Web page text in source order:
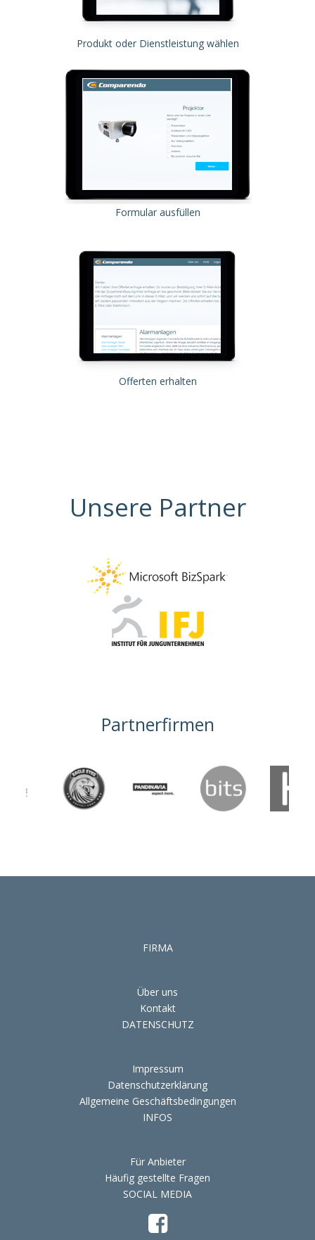
Produkt oder Dienstleistung wählen
Formular ausfüllen
Offerten erhalten
Unsere Partner
Partnerfirmen
FIRMA
Über uns
Kontakt
DATENSCHUTZ
Impressum
Datenschutzerklärung
Allgemeine Geschäftsbedingungen
INFOS
Für Anbieter
Häufig gestellte Fragen
SOCIAL MEDIA